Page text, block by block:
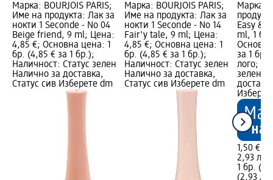
Марка: BOURJOIS PARIS;
Име на продукта: Лак за
нокти 1 Seconde - No 04
Beige friend, 9 ml; Цена:
4,85 €; Основна цена: 1
бр. (4,85 € за 1 бр.);
Наличност: Статус зелен
Налично за доставка,
Статус сив Изберете dm
Марка: BOURJOIS PARIS;
Име на продукта: Лак за
нокти 1 Seconde - No 14
Fair'y tale, 9 ml; Цена:
4,85 €; Основна цена: 1
бр. (4,85 € за 1 бр.);
Наличност: Статус зелен
Налично за доставка,
Статус сив Изберете dm
Марка:
Easy &
ml, 1
за 1
лого;
зелен
1,50 €
2,93 лв.
1 бр.
(2,93